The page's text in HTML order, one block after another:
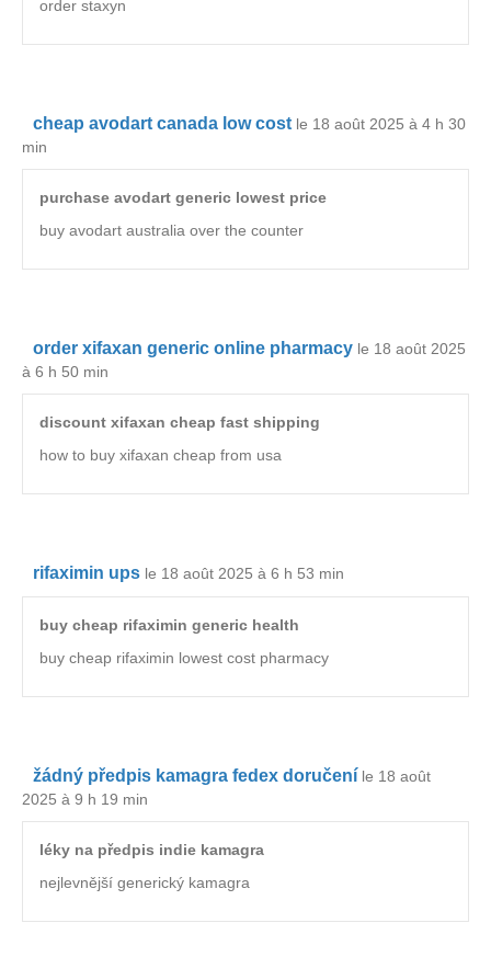
order staxyn
cheap avodart canada low cost le 18 août 2025 à 4 h 30
min
purchase avodart generic lowest price
buy avodart australia over the counter
order xifaxan generic online pharmacy le 18 août 2025
à 6 h 50 min
discount xifaxan cheap fast shipping
how to buy xifaxan cheap from usa
rifaximin ups le 18 août 2025 à 6 h 53 min
buy cheap rifaximin generic health
buy cheap rifaximin lowest cost pharmacy
žádný předpis kamagra fedex doručení le 18 août
2025 à 9 h 19 min
léky na předpis indie kamagra
nejlevnější generický kamagra